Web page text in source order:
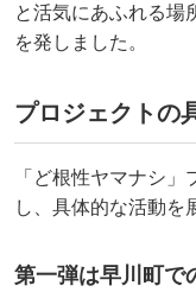
と活気にあふれる場
を発しました。
プロジェクトの
「ど根性ヤマナシ
し、具体的な活動を
第一弾は早川町で